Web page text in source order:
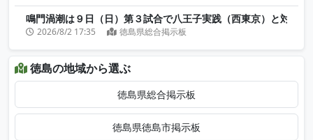
鳴門渦潮は９日（日）第３試合で八王子実践（西東京）と対戦
2026/8/2 17:35 徳島県総合掲示板
徳島の地域から選ぶ
徳島県総合掲示板
徳島県徳島市掲示板